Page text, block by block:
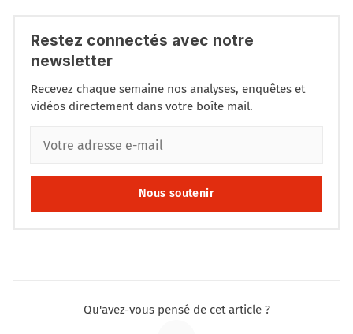
Restez connectés avec notre
newsletter
Recevez chaque semaine nos analyses, enquêtes et
vidéos directement dans votre boîte mail.
Nous soutenir
Qu'avez-vous pensé de cet article ?